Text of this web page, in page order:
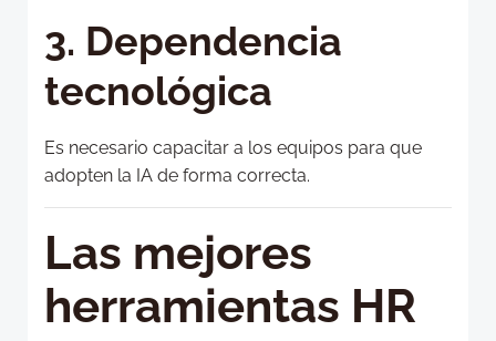
3. Dependencia
tecnológica
Es necesario capacitar a los equipos para que
adopten la IA de forma correcta.
Las mejores
herramientas HR